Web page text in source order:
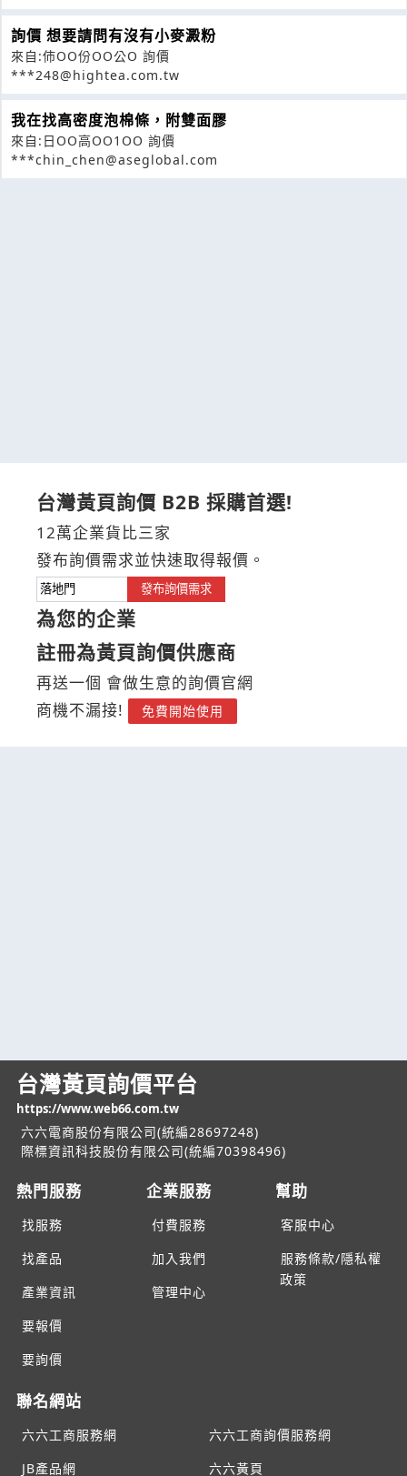
詢價 想要請問有沒有小麥澱粉
來自:伂OO份OO公O 詢價
***248@hightea.com.tw
我在找高密度泡棉條，附雙面膠
來自:日OO高OO1OO 詢價
***chin_chen@aseglobal.com
台灣黃頁詢價 B2B 採購首選!
12萬企業貨比三家
發布詢價需求並快速取得報價。
發布詢價需求
為您的企業
註冊為黃頁詢價供應商
再送一個 會做生意的詢價官網
商機不漏接!
免費開始使用
台灣黃頁詢價平台
https://www.web66.com.tw
六六電商股份有限公司(統編28697248)
際標資訊科技股份有限公司(統編70398496)
熱門服務
找服務
找產品
產業資訊
要報價
要詢價
企業服務
付費服務
加入我們
管理中心
幫助
客服中心
服務條款/隱私權
政策
聯名網站
六六工商服務網
六六工商詢價服務網
JB產品網
六六黃頁